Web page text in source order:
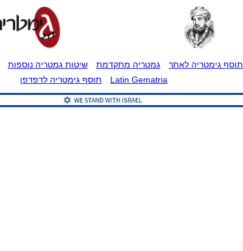
תוסף גימטריה לאתר גמטריה מתקדמת שיטות גמטריה נוספות
Latin Gematria
תוסף גימטריה לדפדפן